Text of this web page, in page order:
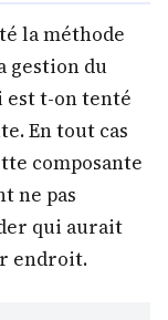
la méthode
gestion du
est t-on tenté
En tout cas
composante
ne pas
qui aurait
endroit.